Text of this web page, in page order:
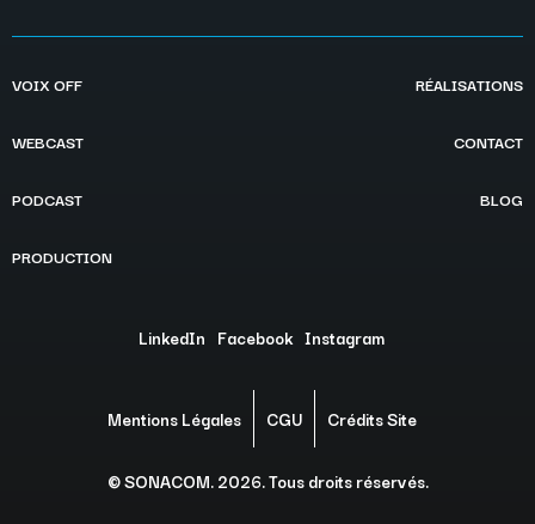
VOIX OFF
WEBCAST
PODCAST
PRODUCTION
RÉALISATIONS
CONTACT
BLOG
LinkedIn Facebook Instagram
Mentions Légales CGU Crédits Site
© SONACOM. 2026. Tous droits réservés.